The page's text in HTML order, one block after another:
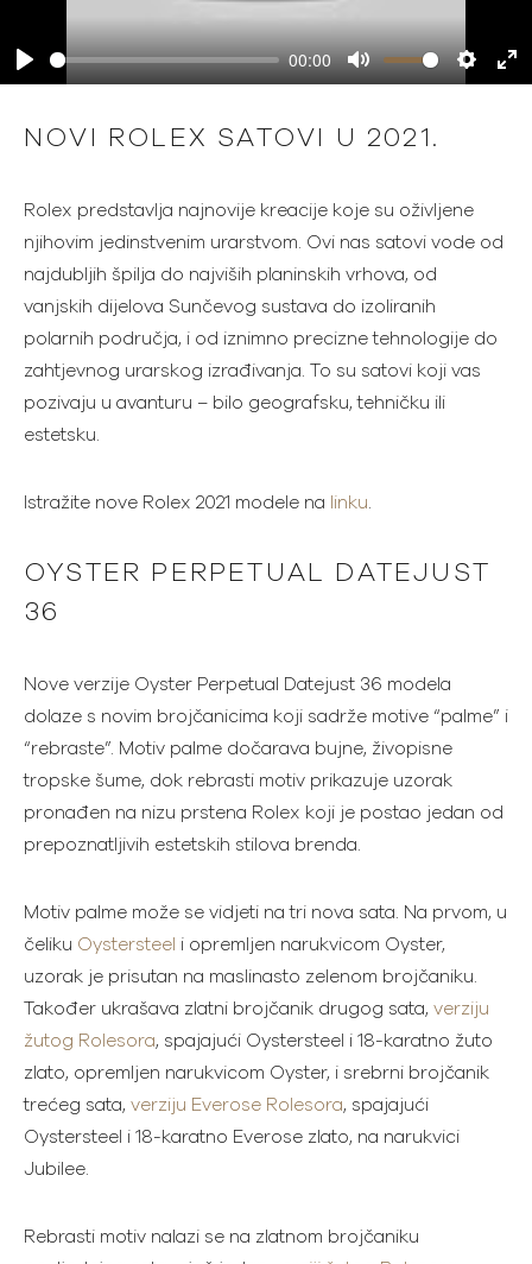
00:00
NOVI ROLEX SATOVI U 2021.
Rolex predstavlja najnovije kreacije koje su oživljene
njihovim jedinstvenim urarstvom. Ovi nas satovi vode od
najdubljih špilja do najviših planinskih vrhova, od
vanjskih dijelova Sunčevog sustava do izoliranih
polarnih područja, i od iznimno precizne tehnologije do
zahtjevnog urarskog izrađivanja. To su satovi koji vas
pozivaju u avanturu – bilo geografsku, tehničku ili
estetsku.
Istražite nove Rolex 2021 modele na linku.
OYSTER PERPETUAL DATEJUST
36
Nove verzije Oyster Perpetual Datejust 36 modela
dolaze s novim brojčanicima koji sadrže motive “palme” i
“rebraste”. Motiv palme dočarava bujne, živopisne
tropske šume, dok rebrasti motiv prikazuje uzorak
pronađen na nizu prstena Rolex koji je postao jedan od
prepoznatljivih estetskih stilova brenda.
Motiv palme može se vidjeti na tri nova sata. Na prvom, u
čeliku Oystersteel i opremljen narukvicom Oyster,
uzorak je prisutan na maslinasto zelenom brojčaniku.
Također ukrašava zlatni brojčanik drugog sata, verziju
žutog Rolesora, spajajući Oystersteel i 18-karatno žuto
zlato, opremljen narukvicom Oyster, i srebrni brojčanik
trećeg sata, verziju Everose Rolesora, spajajući
Oystersteel i 18-karatno Everose zlato, na narukvici
Jubilee.
Rebrasti motiv nalazi se na zlatnom brojčaniku